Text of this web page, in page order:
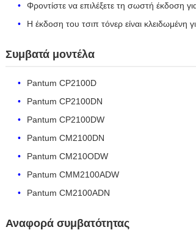
Φροντίστε να επιλέξετε τη σωστή έκδοση
Η έκδοση του τσιπ τόνερ είναι κλειδωμένη
Συμβατά μοντέλα
Pantum CP2100D
Pantum CP2100DN
Pantum CP2100DW
Pantum CM2100DN
Pantum CM210ODW
Pantum CMM2100ADW
Pantum CM2100ADN
Αναφορά συμβατότητας